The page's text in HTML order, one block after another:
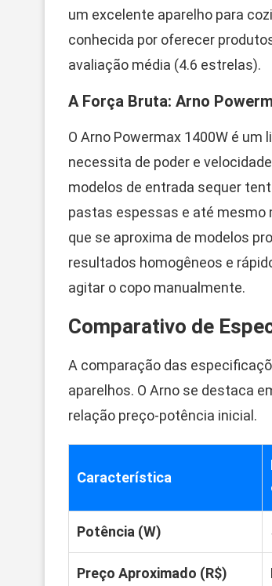
um excelente aparelho para
conhecida por oferecer
avaliação média (4.6 estrelas).
A Força Bruta: Arno
O Arno Powermax 1400W é
necessita de poder e
modelos de entrada sequer
pastas espessas e até mesmo
que se aproxima de modelos
resultados homogêneos e
agitar o copo manualmente.
Comparativo de
A comparação das
aparelhos. O Arno se destaca
relação preço-potência inicial.
Característica
Potência (W)
Preço Aproximado (R$)